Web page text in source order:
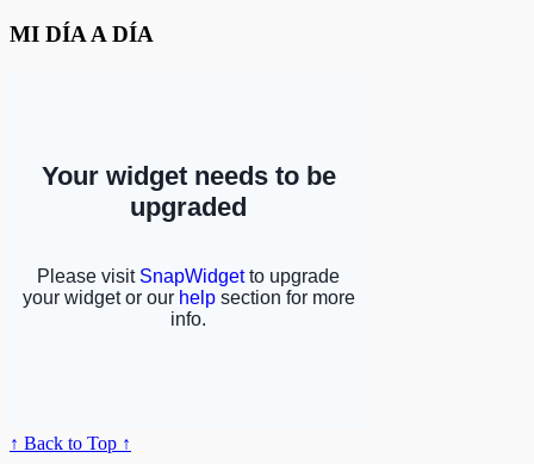
MI DÍA A DÍA
↑ Back to Top ↑